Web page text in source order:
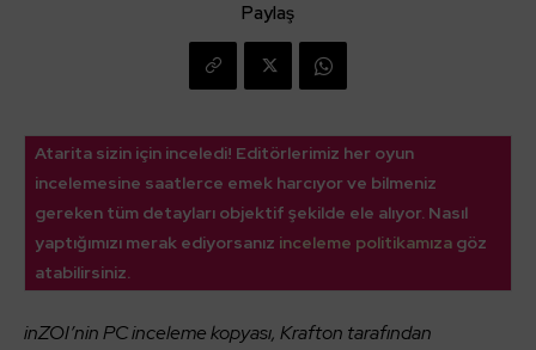
Paylaş
Atarita sizin için inceledi! Editörlerimiz her oyun
incelemesine saatlerce emek harcıyor ve bilmeniz
gereken tüm detayları objektif şekilde ele alıyor. Nasıl
yaptığımızı merak ediyorsanız inceleme politikamıza göz
atabilirsiniz.
inZOI’nin PC inceleme kopyası, Krafton tarafından